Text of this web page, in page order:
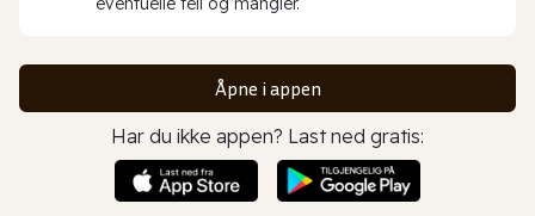
Åpne i appen
Har du ikke appen? Last ned gratis: